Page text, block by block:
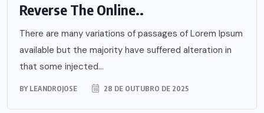
Reverse The Online..
There are many variations of passages of Lorem Ipsum
available but the majority have suffered alteration in
that some injected...
BY LEANDROJOSE 28 DE OUTUBRO DE 2025